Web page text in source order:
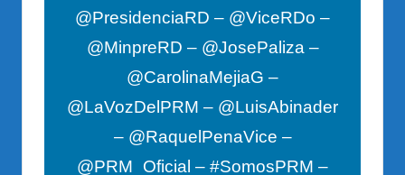
@PresidenciaRD – @ViceRDo –
@MinpreRD – @JosePaliza –
@CarolinaMejiaG –
@LaVozDelPRM – @LuisAbinader
– @RaquelPenaVice –
@PRM_Oficial – #SomosPRM –